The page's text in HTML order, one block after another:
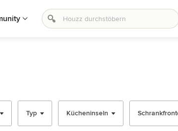
Typ Kücheninseln